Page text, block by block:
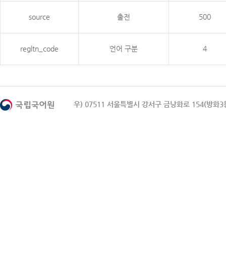
source 출전 500
regltn_code 언어 구분 4
우) 07511 서울특별시 강서구 금낭화로 154(방화3